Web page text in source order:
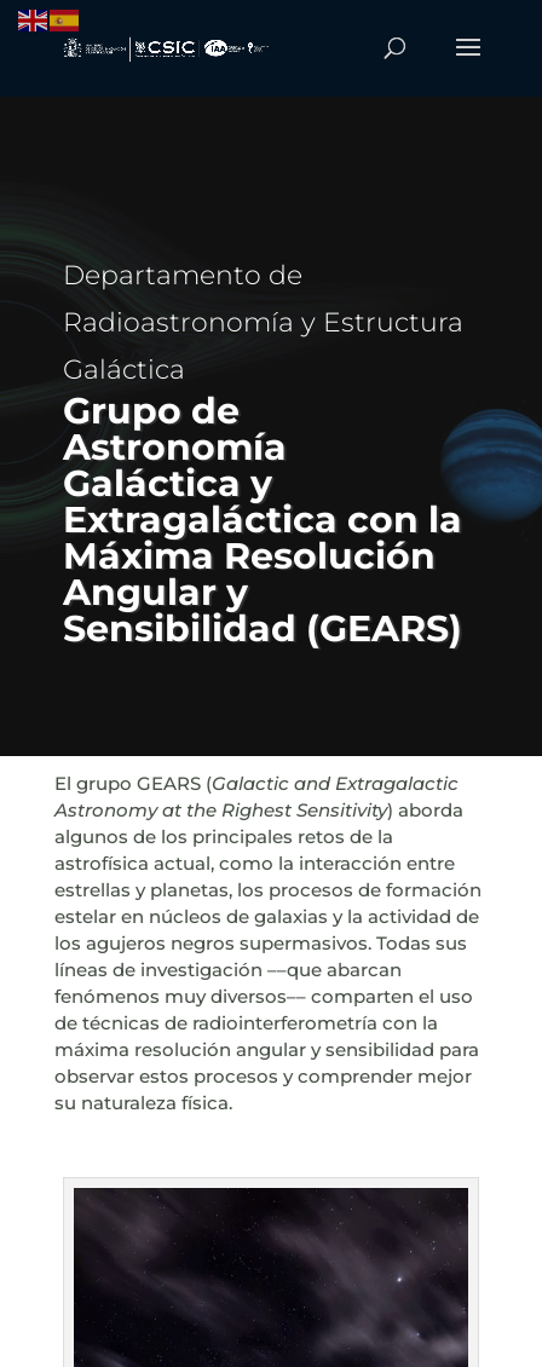
Departamento de
Radioastronomía y Estructura
Galáctica
Grupo de
Astronomía
Galáctica y
Extragaláctica con la
Máxima Resolución
Angular y
Sensibilidad (GEARS)
El grupo GEARS (Galactic and Extragalactic
Astronomy at the Righest Sensitivity) aborda
algunos de los principales retos de la
astrofísica actual, como la interacción entre
estrellas y planetas, los procesos de formación
estelar en núcleos de galaxias y la actividad de
los agujeros negros supermasivos. Todas sus
líneas de investigación ––que abarcan
fenómenos muy diversos–– comparten el uso
de técnicas de radiointerferometría con la
máxima resolución angular y sensibilidad para
observar estos procesos y comprender mejor
su naturaleza física.